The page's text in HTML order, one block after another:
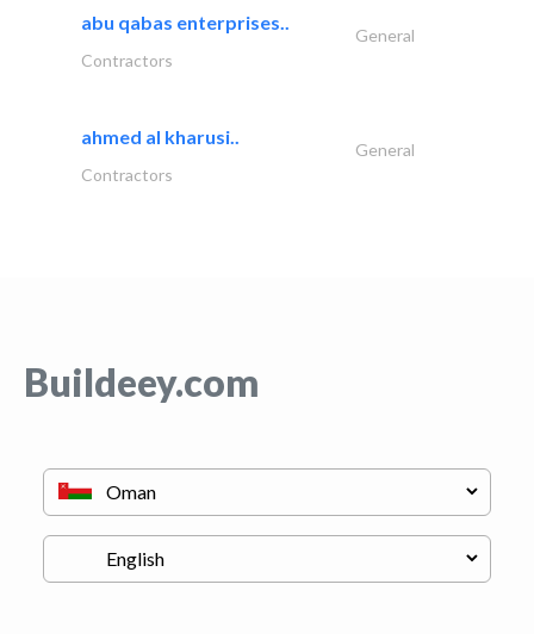
abu qabas enterprises..
General
Contractors
ahmed al kharusi..
General
Contractors
Buildeey.com